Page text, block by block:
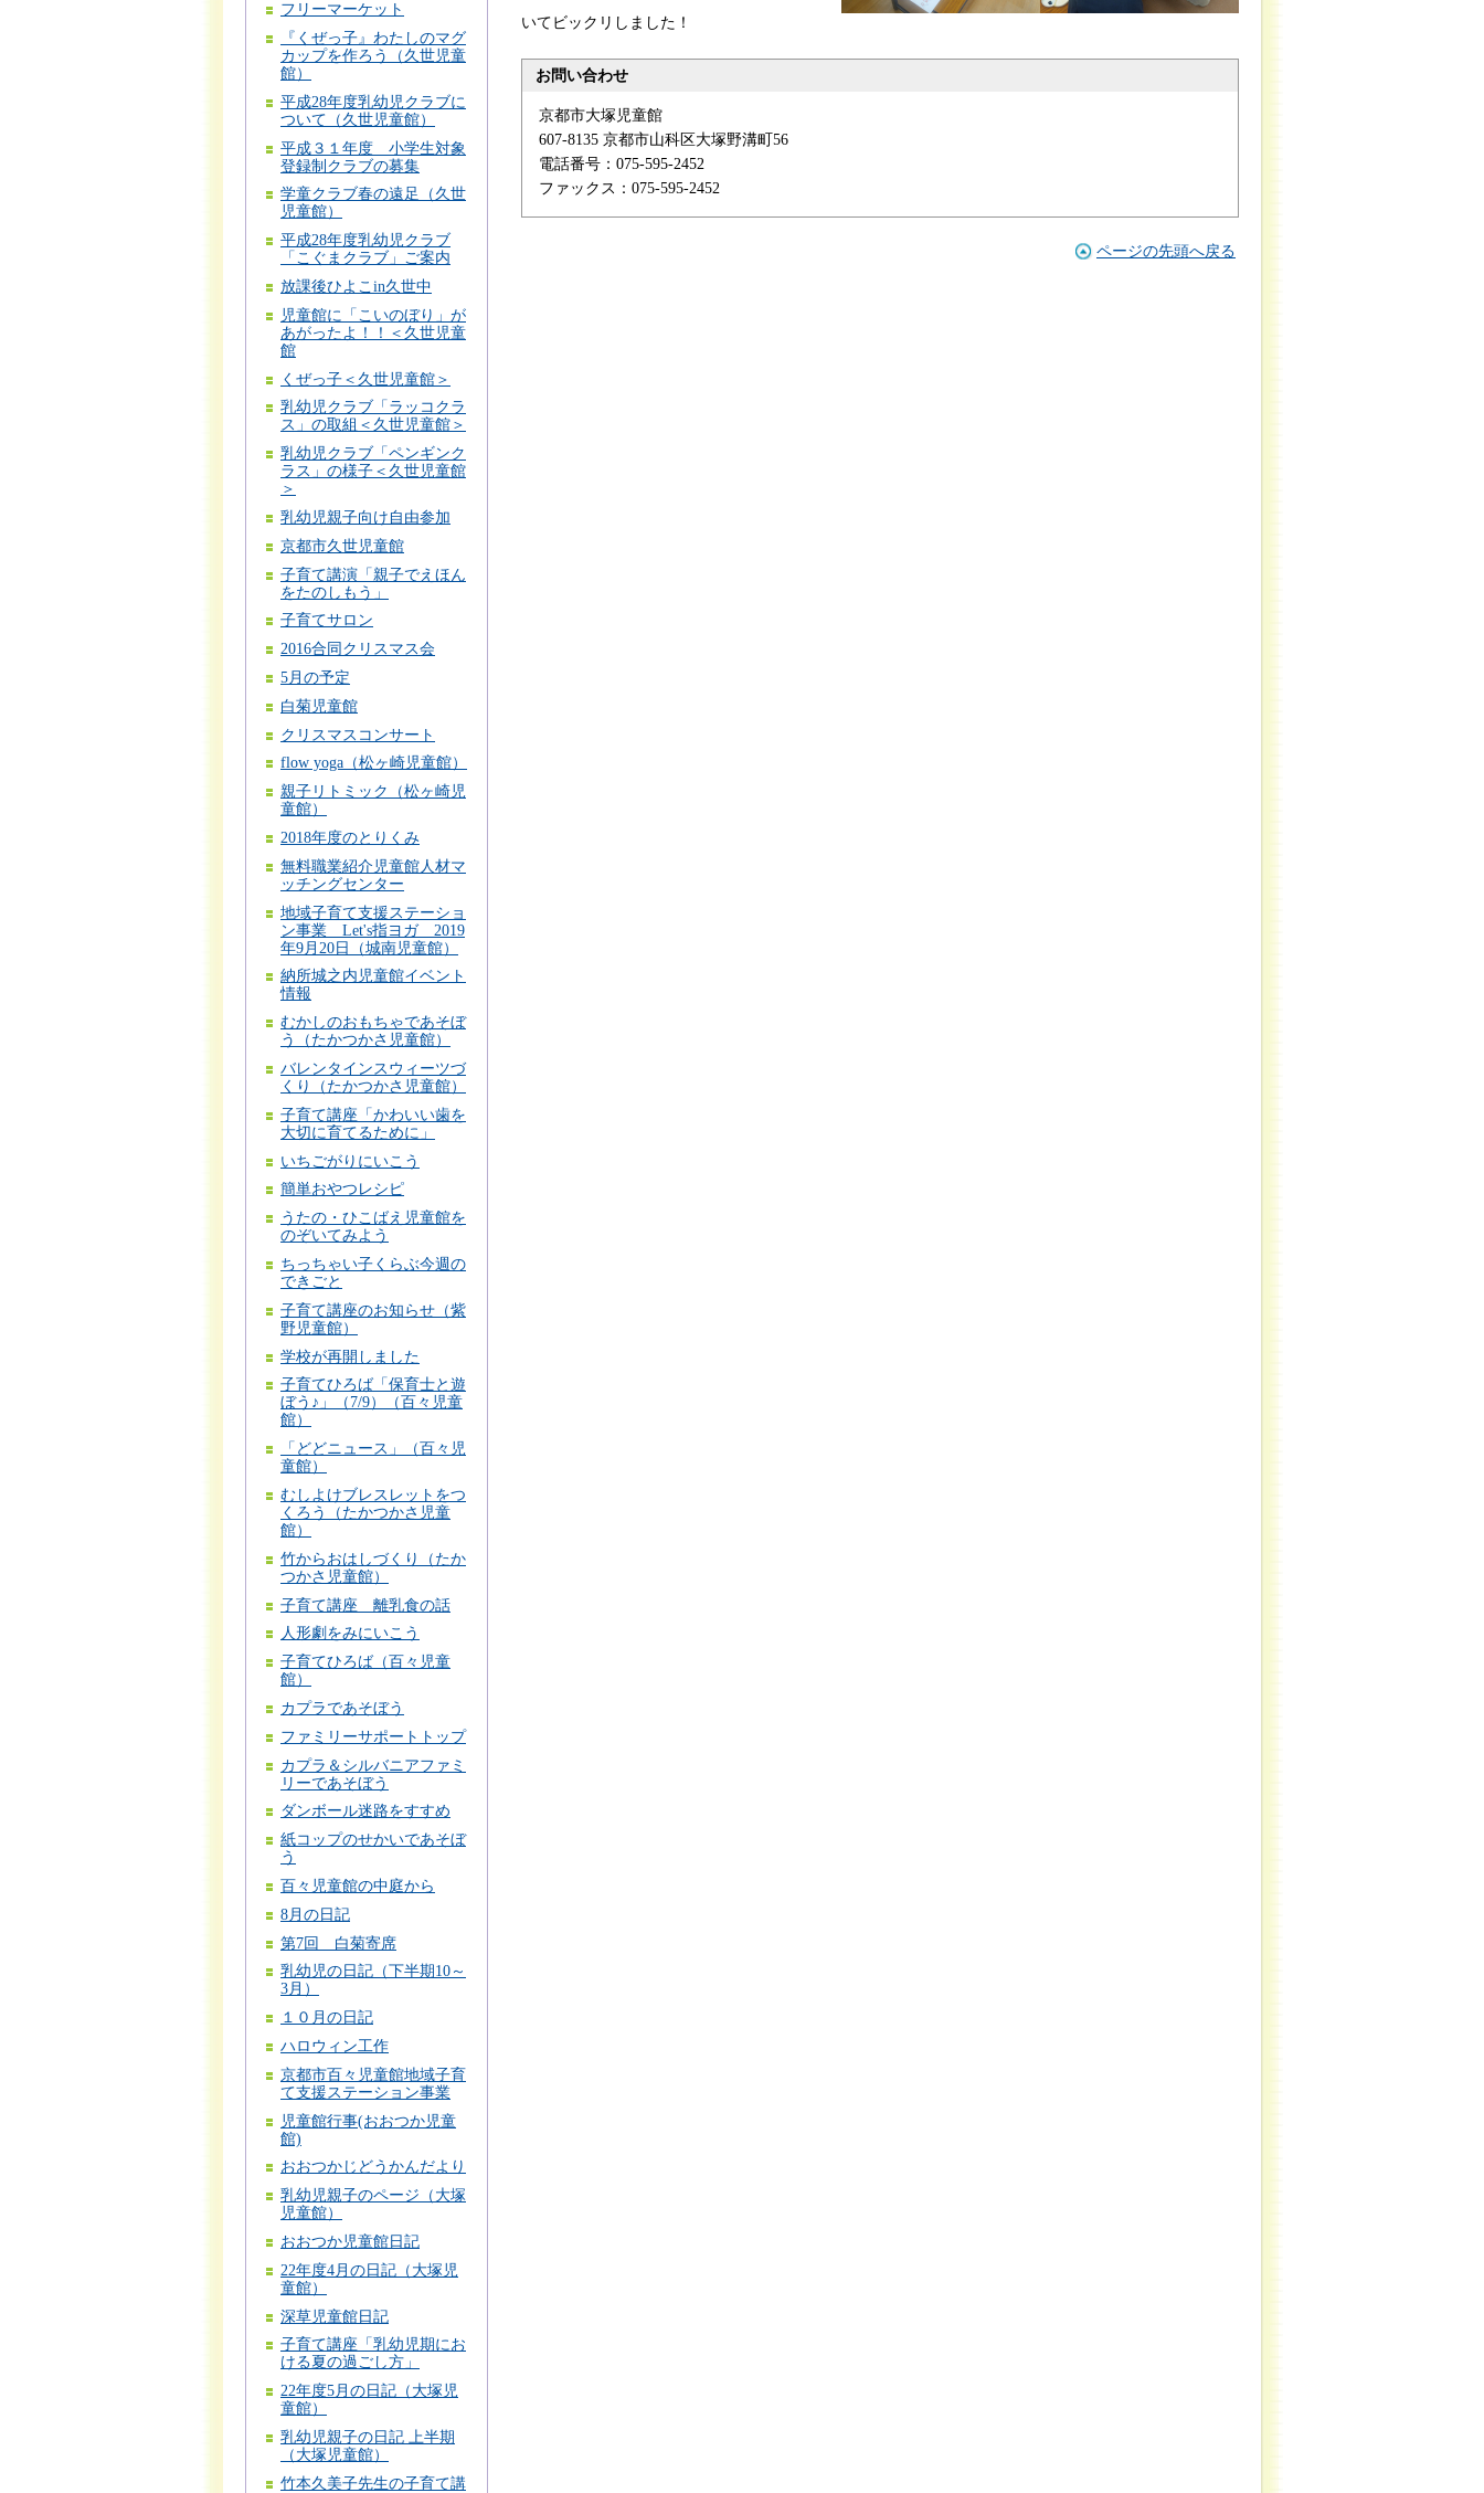
フリーマーケット
『くぜっ子』わたしのマグ
カップを作ろう（久世児童
館）
平成28年度乳幼児クラブに
ついて（久世児童館）
平成３１年度 小学生対象
登録制クラブの募集
学童クラブ春の遠足（久世
児童館）
平成28年度乳幼児クラブ
「こぐまクラブ」ご案内
放課後ひよこin久世中
児童館に「こいのぼり」が
あがったよ！！＜久世児童
館
くぜっ子＜久世児童館＞
乳幼児クラブ「ラッコクラ
ス」の取組＜久世児童館＞
乳幼児クラブ「ペンギンク
ラス」の様子＜久世児童館
＞
乳幼児親子向け自由参加
京都市久世児童館
子育て講演「親子でえほん
をたのしもう」
子育てサロン
2016合同クリスマス会
5月の予定
白菊児童館
クリスマスコンサート
flow yoga（松ヶ崎児童館）
親子リトミック（松ヶ崎児
童館）
2018年度のとりくみ
無料職業紹介児童館人材マ
ッチングセンター
地域子育て支援ステーショ
ン事業 Let's指ヨガ 2019
年9月20日（城南児童館）
納所城之内児童館イベント
情報
むかしのおもちゃであそぼ
う（たかつかさ児童館）
バレンタインスウィーツづ
くり（たかつかさ児童館）
子育て講座「かわいい歯を
大切に育てるために」
いちごがりにいこう
簡単おやつレシピ
うたの・ひこばえ児童館を
のぞいてみよう
ちっちゃい子くらぶ今週の
できごと
子育て講座のお知らせ（紫
野児童館）
学校が再開しました
子育てひろば「保育士と遊
ぼう♪」（7/9）（百々児童
館）
「どどニュース」（百々児
童館）
むしよけブレスレットをつ
くろう（たかつかさ児童
館）
竹からおはしづくり（たか
つかさ児童館）
子育て講座 離乳食の話
人形劇をみにいこう
子育てひろば（百々児童
館）
カプラであそぼう
ファミリーサポートトップ
カプラ＆シルバニアファミ
リーであそぼう
ダンボール迷路をすすめ
紙コップのせかいであそぼ
う
百々児童館の中庭から
8月の日記
第7回 白菊寄席
乳幼児の日記（下半期10～
3月）
１０月の日記
ハロウィン工作
京都市百々児童館地域子育
て支援ステーション事業
児童館行事(おおつか児童
館)
おおつかじどうかんだより
乳幼児親子のページ（大塚
児童館）
おおつか児童館日記
22年度4月の日記（大塚児
童館）
深草児童館日記
子育て講座「乳幼児期にお
ける夏の過ごし方」
22年度5月の日記（大塚児
童館）
乳幼児親子の日記 上半期
（大塚児童館）
竹本久美子先生の子育て講
いてビックリしました！
お問い合わせ
京都市大塚児童館
607-8135 京都市山科区大塚野溝町56
電話番号：075-595-2452
ファックス：075-595-2452
ページの先頭へ戻る